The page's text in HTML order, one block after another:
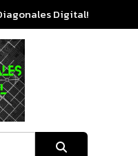
Digital!